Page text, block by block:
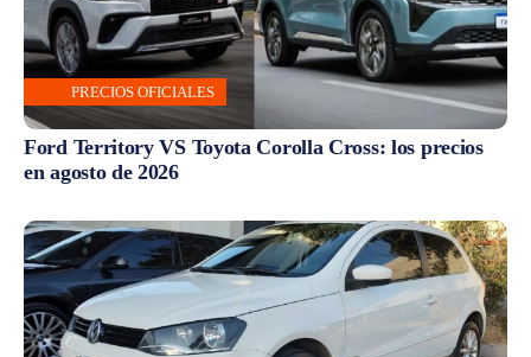
PRECIOS OFICIALES
Ford Territory VS Toyota Corolla Cross: los precios
en agosto de 2026